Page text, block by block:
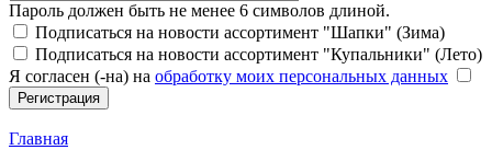
Пароль должен быть не менее 6 символов длиной.
Подписаться на новости ассортимент "Шапки" (Зима)
Подписаться на новости ассортимент "Купальники" (Лето)
Я согласен (-на) на обработку моих персональных данных
Главная